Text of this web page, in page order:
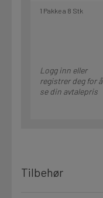
1 Pakke a 8 Stk
Logg inn eller
registrer deg for å
se din avtalepris
Tilbehør